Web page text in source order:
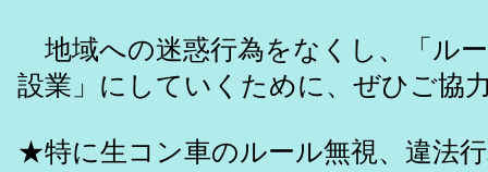
地域への迷惑行為をなくし、「ル
設業」にしていくために、ぜひご協
★特に生コン車のルール無視、違法